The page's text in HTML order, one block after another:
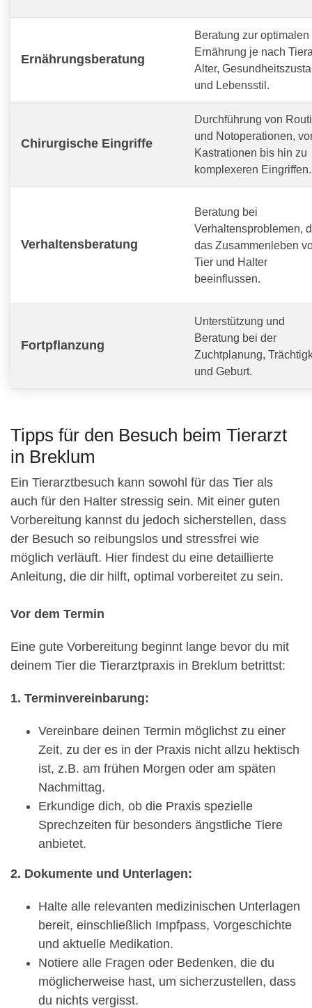
Ernährungsberatung
Beratung zur optimalen
Ernährung je nach
Alter,
und Lebensstil.
Chirurgische Eingriffe
Durchführung von
und Notoperationen,
Kastrationen bis hin zu
komplexeren Eingriffen.
Verhaltensberatung
Beratung bei
Verhaltensproblemen,
das Zusammenleben
Tier und Halter
beeinflussen.
Fortpflanzung
Unterstützung und
Beratung bei der
Zuchtplanung,
und Geburt.
Tipps für den Besuch beim Tierarzt
in Breklum
Ein Tierarztbesuch kann sowohl für das Tier als
auch für den Halter stressig sein. Mit einer guten
Vorbereitung kannst du jedoch sicherstellen, dass
der Besuch so reibungslos und stressfrei wie
möglich verläuft. Hier findest du eine detaillierte
Anleitung, die dir hilft, optimal vorbereitet zu sein.
Vor dem Termin
Eine gute Vorbereitung beginnt lange bevor du mit
deinem Tier die Tierarztpraxis in Breklum betrittst:
1. Terminvereinbarung:
Vereinbare deinen Termin möglichst zu einer
Zeit, zu der es in der Praxis nicht allzu hektisch
ist, z.B. am frühen Morgen oder am späten
Nachmittag.
Erkundige dich, ob die Praxis spezielle
Sprechzeiten für besonders ängstliche Tiere
anbietet.
2. Dokumente und Unterlagen:
Halte alle relevanten medizinischen Unterlagen
bereit, einschließlich Impfpass, Vorgeschichte
und aktuelle Medikation.
Notiere alle Fragen oder Bedenken, die du
möglicherweise hast, um sicherzustellen, dass
du nichts vergisst.